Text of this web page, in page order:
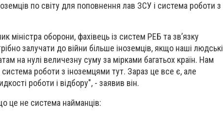
по світу для поповнення лав ЗСУ і система роботи з
міністра оборони, фахівець із систем РЕБ та звʼязку
залучати до війни більше іноземців, якщо наші людські
на нулі величезну суму за мірками багатьох країн. Нам
система роботи з іноземцями тут. Зараз це все є, але
роботи і відбору", - заявив він.
це не система найманців: